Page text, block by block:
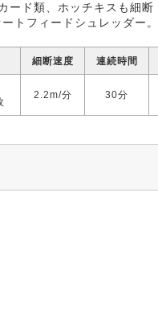
ード類、ホッチキスも細断
トフィードシュレッダー。
細断速度 連続時間
2.2m/分 30分